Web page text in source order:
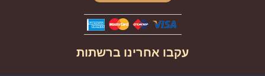
עקבו אחרינו ברשתות